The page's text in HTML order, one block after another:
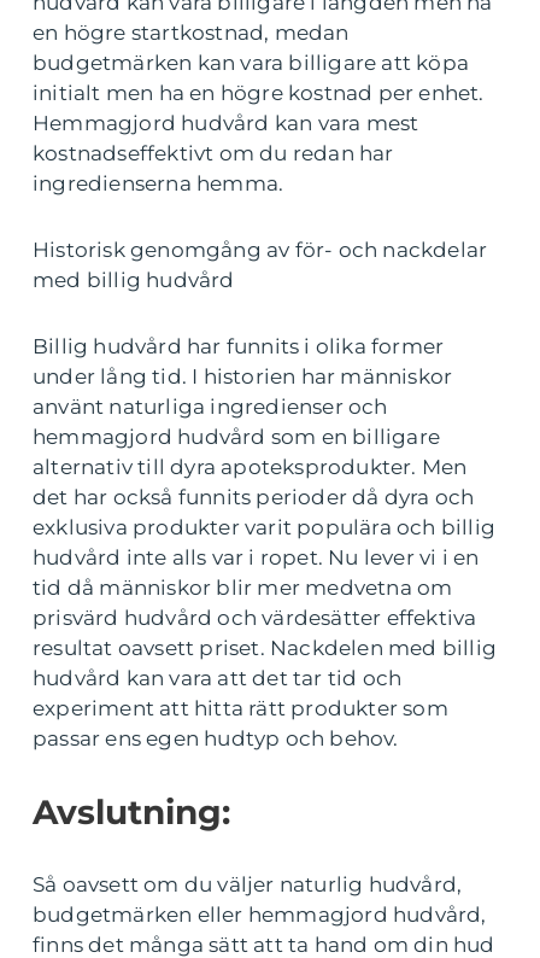
en högre startkostnad, medan
budgetmärken kan vara billigare att köpa
initialt men ha en högre kostnad per enhet.
Hemmagjord hudvård kan vara mest
kostnadseffektivt om du redan har
ingredienserna hemma.
Historisk genomgång av för- och nackdelar
med billig hudvård
Billig hudvård har funnits i olika former
under lång tid. I historien har människor
använt naturliga ingredienser och
hemmagjord hudvård som en billigare
alternativ till dyra apoteksprodukter. Men
det har också funnits perioder då dyra och
exklusiva produkter varit populära och billig
hudvård inte alls var i ropet. Nu lever vi i en
tid då människor blir mer medvetna om
prisvärd hudvård och värdesätter effektiva
resultat oavsett priset. Nackdelen med billig
hudvård kan vara att det tar tid och
experiment att hitta rätt produkter som
passar ens egen hudtyp och behov.
Avslutning:
Så oavsett om du väljer naturlig hudvård,
budgetmärken eller hemmagjord hudvård,
finns det många sätt att ta hand om din hud